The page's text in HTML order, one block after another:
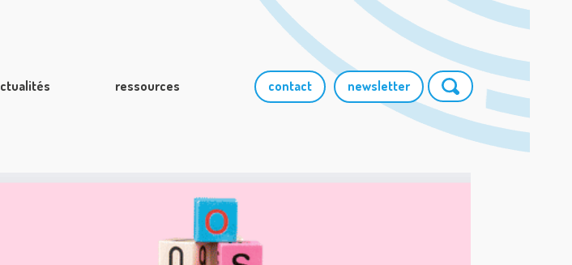
ressources contact newsletter